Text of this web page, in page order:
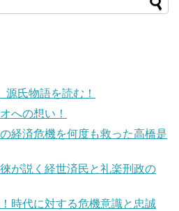
氏物語を読む！
への想い！
経済危機を何度も救った高橋是
が説く経世済民と礼楽刑政の
時代に対する危機意識と忠誠